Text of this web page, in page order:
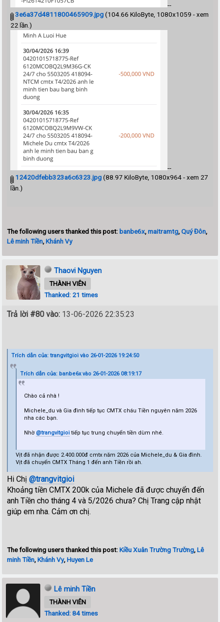
--
3e6a37d4811800465909.jpg(104.66 KiloByte, 1080x1059 - xem
22 lần.)
--
12420dfebb323a6c6323.jpg(88.97 KiloByte, 1080x964 - xem 27
lần.)
The following users thanked this post: banbe6x,maitramtg,Quý Đôn,
Lê minh Tiền,Khánh Vy
Thaovi Nguyen
THÀNH VIÊN
Thanked: 21 times
Trả lời #80 vào: 13-06-2026 22:35:23
Trích dẫn của: trangvitgioi vào 26-01-2026 19:24:50
Trích dẫn của: banbe6x vào 26-01-2026 08:19:17
Chào cả nhà !
Michele_du và Gia đình tiếp tục CMTX cháu Tiền nguyên năm 2026
nha các bạn.
Nhờ @trangvitgioi tiếp tục trung chuyển tiền dùm nhé.
Vịt đã nhận được 2.400.000đ cmtx năm 2026 của Michele_du & Gia đình.
Vịt đã chuyển CMTX Tháng 1 đến anh Tiền rồi ah.
Hi Chị@trangvitgioi
Khoảng tiền CMTX 200k của Michele đã được chuyển đến
anh Tiền cho tháng 4 và 5/2026 chưa? Chị Trang cập nhật
giúp em nha. Cảm ơn chị.
The following users thanked this post:Kiều Xuân Trường Trường,Lê
minh Tiền,Khánh Vy,Huyen Le
Lê minh Tiền
THÀNH VIÊN
Thanked: 84 times